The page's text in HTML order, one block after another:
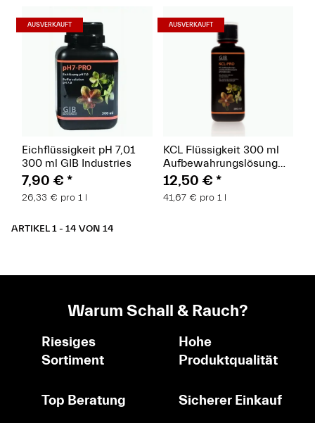
AUSVERKAUFT (Paket)
Eichflüssigkeit pH 7,01
300 ml GIB Industries
7,90 € *
26,33 € pro 1 l
AUSVERKAUFT
KCL Flüssigkeit 300 ml
Aufbewahrungslösung
GIB Industries
12,50 € *
41,67 € pro 1 l
ARTIKEL 1 - 14 VON 14
Warum Schall & Rauch?
Riesiges
Sortiment
Hohe
Produktqualität
Top Beratung Sicherer Einkauf